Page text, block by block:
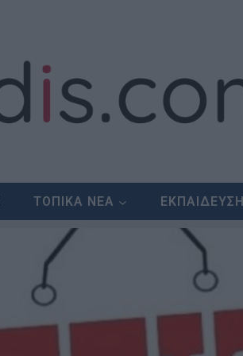
ΤΟΠΙΚΑ ΝΕΑ ΕΚΠΑΙΔΕΥΣΗ